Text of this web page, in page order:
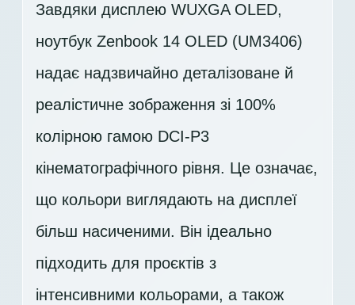
Завдяки дисплею WUXGA OLED,
ноутбук Zenbook 14 OLED (UM3406)
надає надзвичайно деталізоване й
реалістичне зображення зі 100%
колірною гамою DCI-P3
кінематографічного рівня. Це означає,
що кольори виглядають на дисплеї
більш насиченими. Він ідеально
підходить для проєктів з
інтенсивними кольорами, а також